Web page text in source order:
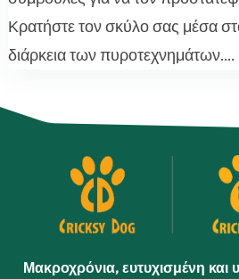
Κρατήστε τον σκύλο σας μέσα
διάρκεια των πυροτεχνημάτων....
Μακροχρόνια, ευτυχισμένη και